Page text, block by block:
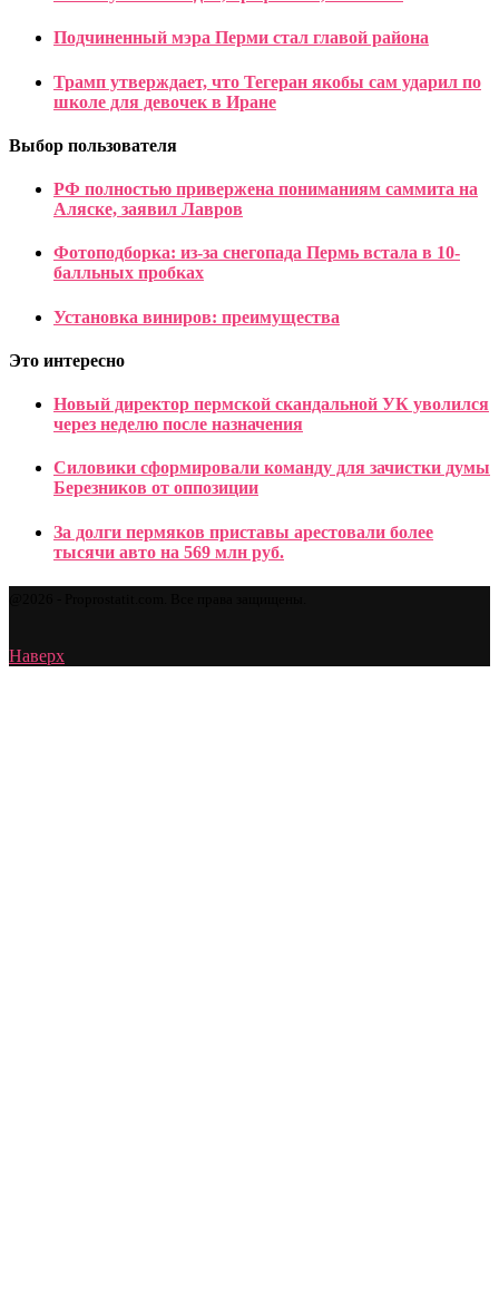
Подчиненный мэра Перми стал главой района
Трамп утверждает, что Тегеран якобы сам ударил по
школе для девочек в Иране
Выбор пользователя
РФ полностью привержена пониманиям саммита на
Аляске, заявил Лавров
Фотоподборка: из-за снегопада Пермь встала в 10-
балльных пробках
Установка виниров: преимущества
Это интересно
Новый директор пермской скандальной УК уволился
через неделю после назначения
Силовики сформировали команду для зачистки думы
Березников от оппозиции
За долги пермяков приставы арестовали более
тысячи авто на 569 млн руб.
Наверх